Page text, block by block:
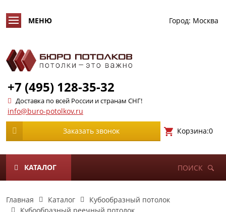
Город: Москва
+7 (495) 128-35-32
Доставка по всей России и странам СНГ!
info@buro-potolkov.ru
Заказать звонок Корзина:0
КАТАЛОГ ПОИСК
Главная Каталог
Кубообразный потолок